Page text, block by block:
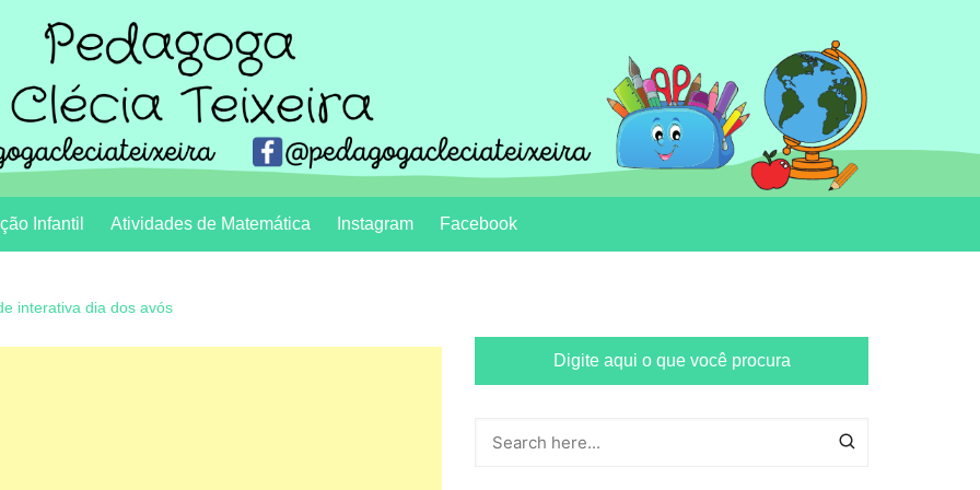
Infantil Atividades de Matemática Instagram Facebook
interativa dia dos avós
Digite aqui o que você procura